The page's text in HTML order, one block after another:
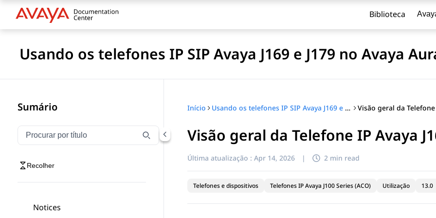
Biblioteca
Usando os telefones IP SIP Avaya J169 e J179 no Avaya
Sumário
Filtrar navegação por título
Digite para filtrar itens de navegação por título
Recolher
Notices
Início Usando os telefones IP SIP Avaya J169 e J179 no Avaya Aura®
Visão geral da Telefone IP Avaya
Última atualização : Apr 14, 2026 | 2 min read
Telefones e dispositivos Telefones IP Avaya J100 Series (ACO) Utilização 13.0